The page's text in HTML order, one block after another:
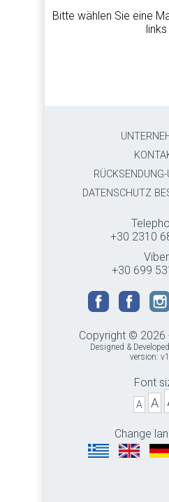
Bitte wählen Sie eine
links
DATENSCHUTZ
+30 2310
Viber
+30 699
Copyright © 2026
Designed &
version:
Font
A A
Change